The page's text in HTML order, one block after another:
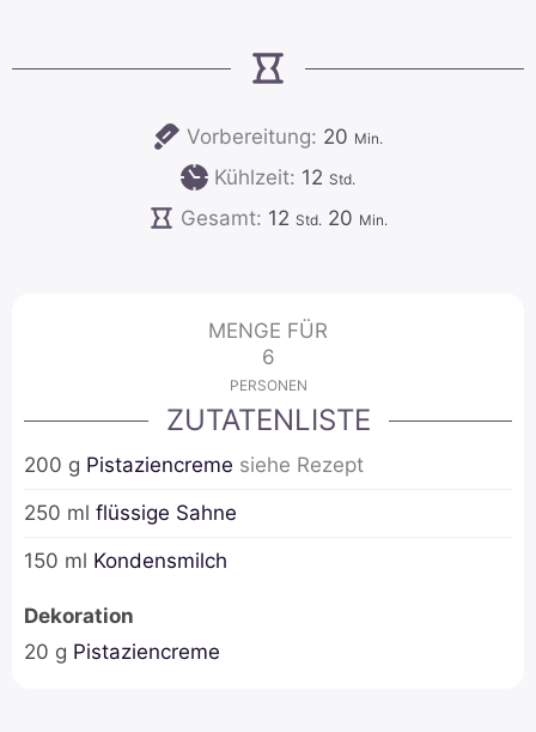
Vorbereitung: 20Minuten
Min.
Kühlzeit: 12Stunden
Std.
Gesamt: 12 Stunden
Std. 20 Minuten
Min.
MENGE FÜR
6
PERSONEN
ZUTATENLISTE
200 g Pistaziencreme siehe Rezept
250 ml flüssige Sahne
150 ml Kondensmilch
Dekoration
20 g Pistaziencreme